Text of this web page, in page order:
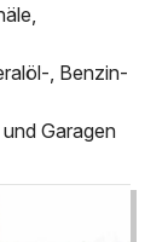
, Benzin-
Garagen